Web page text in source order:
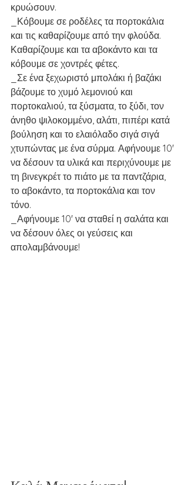
κρυώσουν.
_Κόβουμε σε ροδέλες τα πορτοκάλια
και τις καθαρίζουμε από την φλούδα.
Καθαρίζουμε και τα αβοκάντο και τα
κόβουμε σε χοντρές φέτες.
_Σε ένα ξεχωριστό μπολάκι ή βαζάκι
βάζουμε το χυμό λεμονιού και
πορτοκαλιού, τα ξύσματα, το ξύδι, τον
άνηθο ψιλοκομμένο, αλάτι, πιπέρι κατά
βούληση και το ελαιόλαδο σιγά σιγά
χτυπώντας με ένα σύρμα. Αφήνουμε 10'
να δέσουν τα υλικά και περιχύνουμε με
τη βινεγκρέτ το πιάτο με τα παντζάρια,
το αβοκάντο, τα πορτοκάλια και τον
τόνο.
_Αφήνουμε 10' να σταθεί η σαλάτα και
να δέσουν όλες οι γεύσεις και
απολαμβάνουμε!